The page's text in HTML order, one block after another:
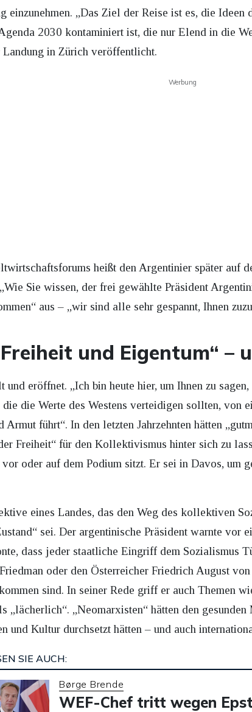
einzunehmen. „Das Ziel der Reise ist es, die
2030 kontaminiert ist, die nur Elend in die
in Zürich veröffentlicht.
Werbung
heißt den Argentinier später auf
Sie wissen, der frei gewählte Präsident
aus – „wir sind alle sehr gespannt, Ihnen
und Eigentum“ –
eröffnet. „Ich bin heute hier, um Ihnen zu
die Werte des Westens verteidigen sollten, von
Armut führt“. In den letzten Jahrzehnten hätten
Freiheit“ für den Kollektivismus hinter sich zu
oder auf dem Podium sitzt. Er sei in Davos, um
eines Landes, das den Weg des kollektiven
sei. Der argentinische Präsident warnte vor
dass jeder staatliche Eingriff dem Sozialismus
oder den Österreicher Friedrich August
sind. In seiner Rede griff er auch Themen
„lächerlich“. „Neomarxisten“ hätten den
und Kultur durchsetzt hätten – und auch
SIE AUCH:
Børge Brende
WEF-Chef tritt wegen